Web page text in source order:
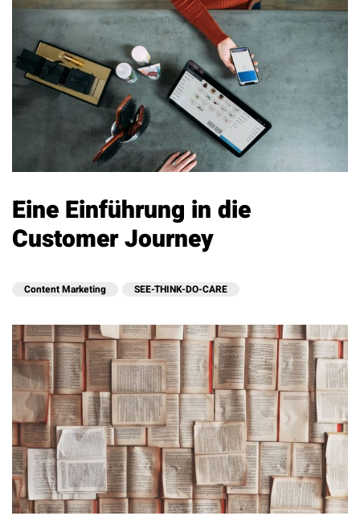
Eine Einführung in die
Customer Journey
Content Marketing SEE-THINK-DO-CARE